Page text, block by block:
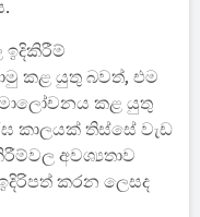
ඉදිකිරීම්
කළ යුතු බවත්, එම
කළ යුතු
කාලයක් තිස්සේ වැඩ
අවශ්‍යතාව
කරන ලෙසද